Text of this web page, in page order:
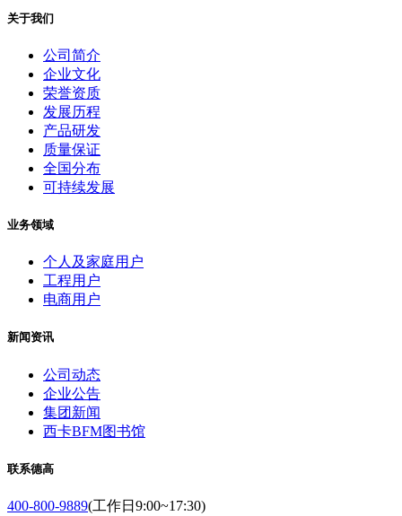
关于我们
公司简介
企业文化
荣誉资质
发展历程
产品研发
质量保证
全国分布
可持续发展
业务领域
个人及家庭用户
工程用户
电商用户
新闻资讯
公司动态
企业公告
集团新闻
西卡BFM图书馆
联系德高
400-800-9889(工作日9:00~17:30)